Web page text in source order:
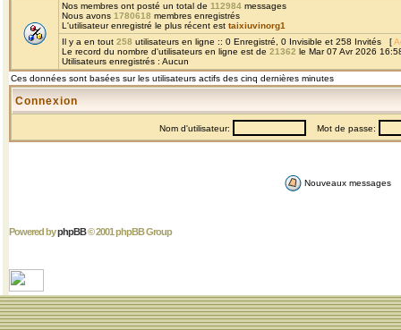
Nos membres ont posté un total de 112984 messages
Nous avons 1780618 membres enregistrés
L'utilisateur enregistré le plus récent est taixiuvinorg1
Il y a en tout 258 utilisateurs en ligne :: 0 Enregistré, 0 Invisible et 258 Invités [
Le record du nombre d'utilisateurs en ligne est de 21362 le Mar 07 Avr 2026
Utilisateurs enregistrés : Aucun
Ces données sont basées sur les utilisateurs actifs des cinq dernières minutes
Connexion
Nom d'utilisateur: Mot de passe:
Nouveaux messages
Powered byphpBB© 2001 phpBB Group